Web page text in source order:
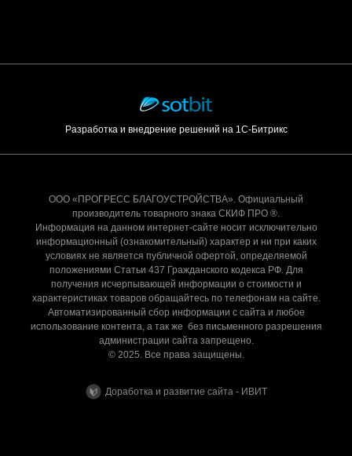
Разработка и внедрение решений на 1С-Битрикс
ООО «ПРОГРЕСС БЛАГОУСТРОЙСТВА». Официальный
производитель товарного знака СКИФ ПРО ®.
Информация на данном интернет-сайте носит исключительно
информационный (ознакомительный) характер и ни при каких
условиях не является публичной офертой, определяемой
положениями Статьи 437 Гражданского кодекса РФ. Для
получения исчерпывающей информации о стоимости и
характеристиках товаров обращайтесь по телефонам на сайте.
Автоматизированный сбор информации с сайта и любое
использование контента, а так же без письменного разрешения
администрации сайта запрещено.
© 2025. Все права защищены.
Доработка и развитие сайта - ИВИТ